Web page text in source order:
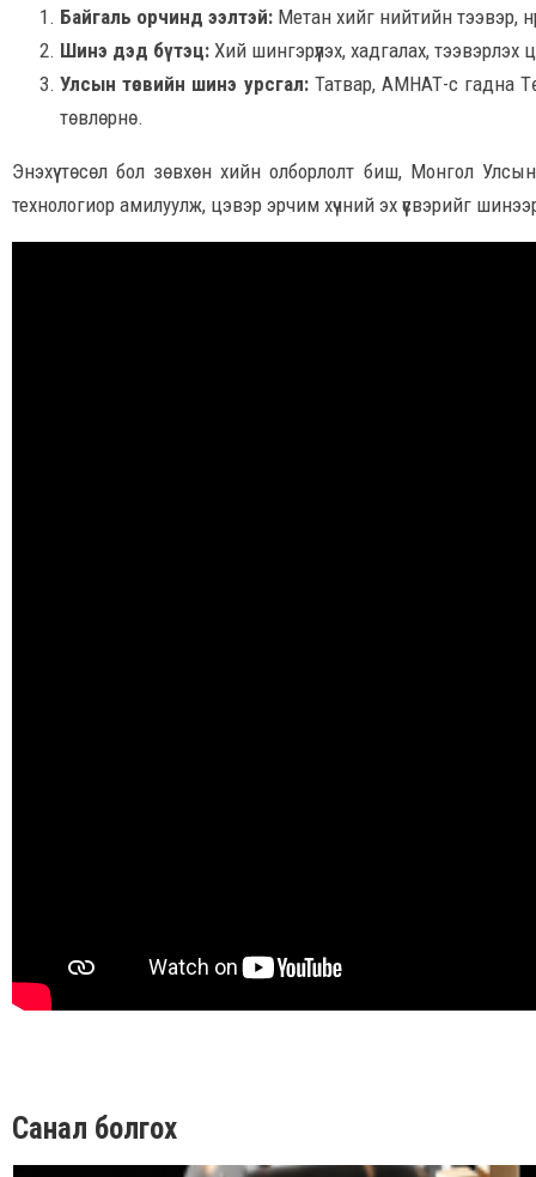
Байгаль орчинд ээлтэй: Метан хийг нийтийн тээвэр,
Шинэ дэд бүтэц: Хий шингэрүүлэх, хадгалах,
Улсын төсвийн шинэ урсгал:Татвар, АМНАТ-с гадна
төвлөрнө.
Энэхүү төсөл бол зөвхөн хийн олборлолт биш, Монгол
технологиор амилуулж, цэвэр эрчим хүчний эх үүсвэрийг
Санал болгох